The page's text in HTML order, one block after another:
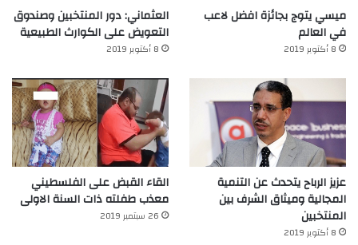
ميسي يتوج بجائزة افضل لاعب
في العالم‎
8 أكتوبر 2019
العثماني: دور المنتخبين وصندوق
التعويض على الكوارث الطبيعية
8 أكتوبر 2019
عزيز الرباح يتحدث عن التنمية
المجالية وميثاق الشرف بين
المنتخبين
8 أكتوبر 2019
القاء القبض على الفلسطيني
معذب طفلته ذات السنة الاولى
26 سبتمبر 2019